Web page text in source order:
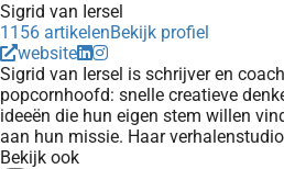
Sigrid van Iersel
1156 artikelenBekijk profiel
website
Sigrid van Iersel is schrijver en
popcornhoofd: snelle creatieve
ideeën die hun eigen stem willen
aan hun missie. Haar
Bekijk ook